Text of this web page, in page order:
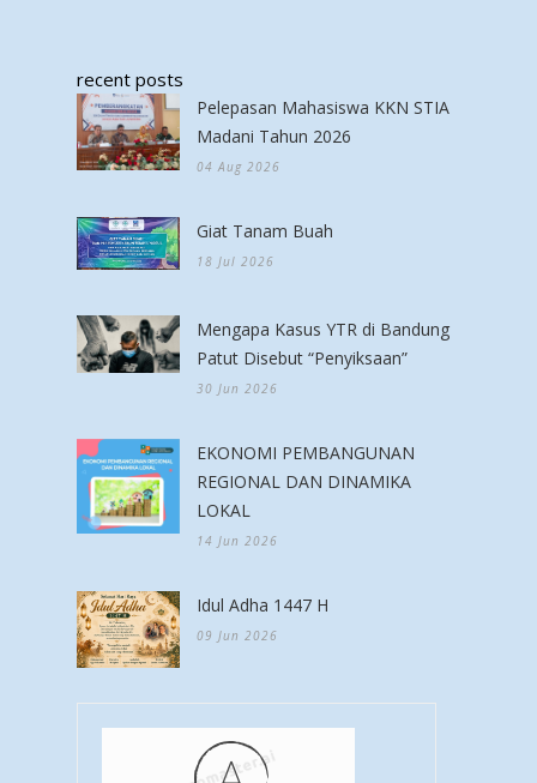
recent posts
Pelepasan Mahasiswa KKN STIA
Madani Tahun 2026
04 Aug 2026
Giat Tanam Buah
18 Jul 2026
Mengapa Kasus YTR di Bandung
Patut Disebut “Penyiksaan”
30 Jun 2026
EKONOMI PEMBANGUNAN
REGIONAL DAN DINAMIKA
LOKAL
14 Jun 2026
Idul Adha 1447 H
09 Jun 2026